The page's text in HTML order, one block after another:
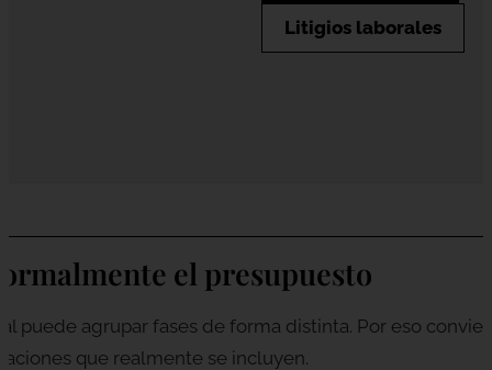
Litigios laborales
el presupuesto
puede agrupar fases de forma distinta. Por eso
que realmente se incluyen.